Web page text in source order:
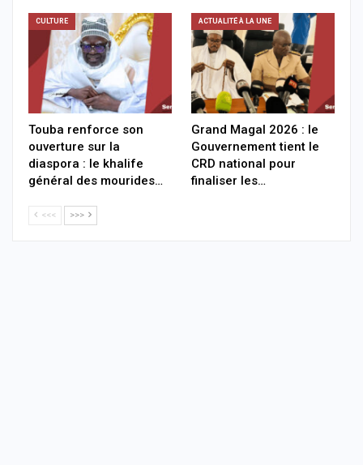
CULTURE
Touba renforce son
ouverture sur la
diaspora : le khalife
général des mourides…
ACTUALITÉ À LA UNE
Grand Magal 2026 : le
Gouvernement tient le
CRD national pour
finaliser les…
<<< >>>